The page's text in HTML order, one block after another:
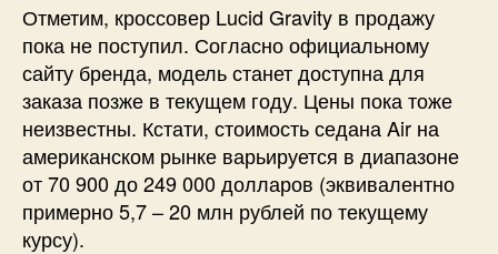
Отметим, кроссовер Lucid Gravity в продажу
пока не поступил. Согласно официальному
сайту бренда, модель станет доступна для
заказа позже в текущем году. Цены пока тоже
неизвестны. Кстати, стоимость седана Air на
американском рынке варьируется в диапазоне
от 70 900 до 249 000 долларов (эквивалентно
примерно 5,7 – 20 млн рублей по текущему
курсу).